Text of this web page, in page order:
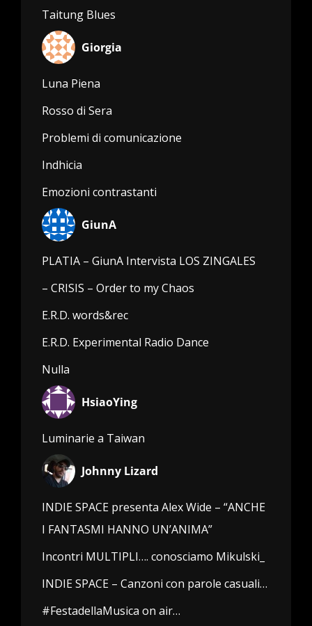
Taitung Blues
Giorgia
Luna Piena
Rosso di Sera
Problemi di comunicazione
Indhicia
Emozioni contrastanti
GiunA
PLATIA – GiunA Intervista LOS ZINGALES
– CRISIS – Order to my Chaos
E.R.D. words&rec
E.R.D. Experimental Radio Dance
Nulla
HsiaoYing
Luminarie a Taiwan
Johnny Lizard
INDIE SPACE presenta Alex Wide – “ANCHE
I FANTASMI HANNO UN’ANIMA”
Incontri MULTIPLI…. conosciamo Mikulski_
INDIE SPACE – Canzoni con parole casuali…
#FestadellaMusica on air…